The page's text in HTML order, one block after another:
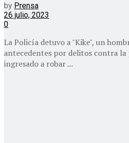
by Prensa
26 julio, 2023
0
La Policía detuvo a "Kike", un
antecedentes por delitos contra la
ingresado a robar ...